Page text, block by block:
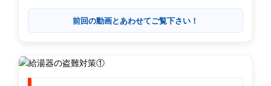
前回の動画とあわせてご覧下さい！